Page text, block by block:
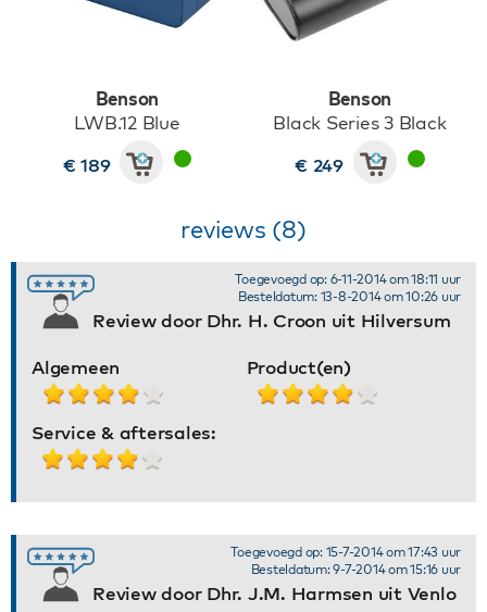
Benson
LWB.12 Blue
€ 189
Benson
Black Series 3 Black
€ 249
reviews (8)
Review door Dhr. H. Croon uit Hilversum
Toegevoegd op: 6-11-2014 om 18:11 uur
Besteldatum: 13-8-2014 om 10:26 uur
Algemeen Product(en)
Service & aftersales:
Review door Dhr. J.M. Harmsen uit Venlo
Toegevoegd op: 15-7-2014 om 17:43 uur
Besteldatum: 9-7-2014 om 15:16 uur